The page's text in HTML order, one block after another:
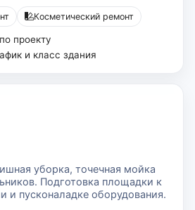
Косметический ремонт
проекту
и класс здания
уборка, точечная мойка
Подготовка площадки к
и пусконаладке оборудования.